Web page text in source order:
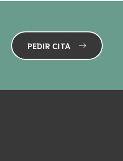
PEDIR CITA